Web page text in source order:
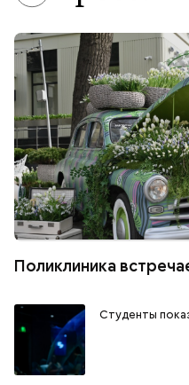
Поликлиника
Студенты